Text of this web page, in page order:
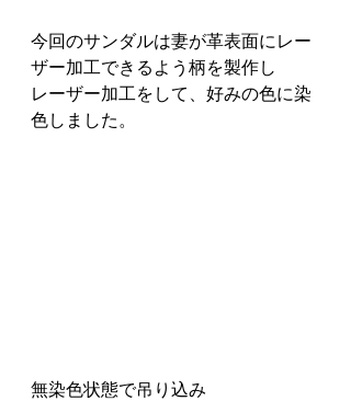
今回のサンダルは妻が革表面にレー
ザー加工できるよう柄を製作し
レーザー加工をして、好みの色に染
色しました。
無染色状態で吊り込み